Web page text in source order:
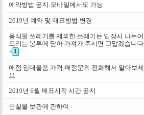
예약방법 공지-모바일에서도 가능
2019년 예약 및 매표방법 변경
음식물 쓰레기를 제외한 쓰레기는 입장시 나누어
드리는 봉투에 담아 가져가 주시면 고맙겠습니다
1
매점 임대물품 가격-매점문의 전화해서 알아보세
요
2019년 6월 매표시작 시간 공지
분실물 보관에 관하여